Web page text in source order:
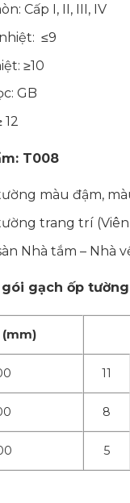
Cấp I, II, III, IV
≤9
≥10
GB
T008
màu đậm,
trang trí (Viên
Nhà tắm – Nhà
gạch ốp
(mm)
11
8
5